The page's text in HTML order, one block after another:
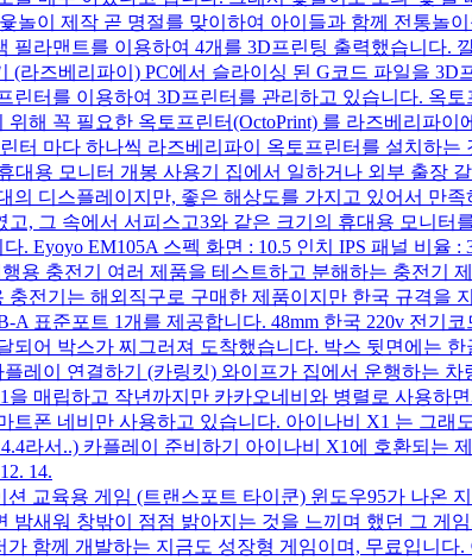
놀이 제작 곧 명절를 맞이하여 아이들과 함께 전통놀
필라맨트를 이용하여 4개를 3D프린팅 출력했습니다.
(라즈베리파이) PC에서 슬라이싱 된 G코드 파일을
린터를 이용하여 3D프린터를 관리하고 있습니다. 옥
위해 꼭 필요한 옥토프린터(OctoPrint) 를 라즈베리파
린터 마다 하나씩 라즈베리파이 옥토프린터를 설치하
대용 모니터 개봉 사용기
집에서 일하거나 외부 출장
의 디스플레이지만, 좋은 해상도를 가지고 있어서 만
고, 그 속에서 서피스고3와 같은 크기의 휴대용 모니
. Eyoyo EM105A 스펙 화면 : 10.5 인치 IPS 패널 비율
용 충전기
여러 제품을 테스트하고 분해하는 충전기
충전기는 해외직구로 구매한 제품이지만 한국 규격을
A 표준포트 1개를 제공합니다. 48mm 한국 220v 전기
되어 박스가 찌그러져 도착했습니다. 박스 뒷면에는
레이 연결하기 (카링킷) 와이프가 집에서 운행하는 차
매립하고 작년까지만 카카오네비와 병렬로 사용하
트폰 네비만 사용하고 있습니다. 아이나비 X1 는 그
라서..) 카플레이 준비하기 아이나비 X1에 호환되는
14.
션 교육용 게임 (트랜스포트 타이쿤) 윈도우95가 나온
밤새워 창밖이 점점 밝아지는 것을 느끼며 했던 그 게
가 함께 개발하는 지금도 성장형 게임이며, 무료입니